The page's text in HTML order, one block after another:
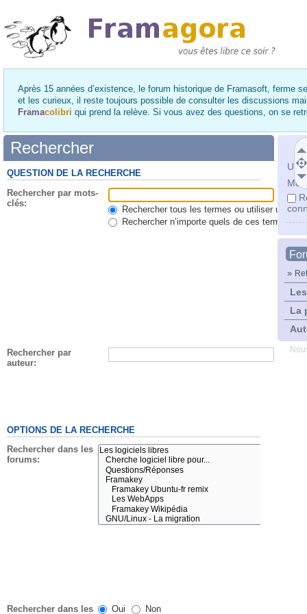
Après 15 années d’existence, le forum historique de Framasoft, ferme
et les curieux, il reste toujours possible de consulter les discussions
Framacolibri qui prend la relève. Si vous avez des questions, on se
Mot
»
La
Rechercher
QUESTION DE LA RECHERCHE
Rechercher par mots-
clés:
Rechercher tous les termes ou utiliser une
Rechercher n’importe quels de ces termes
Rechercher par
auteur:
OPTIONS DE LA RECHERCHE
Rechercher dans les
forums:
Rechercher dans les Oui Non